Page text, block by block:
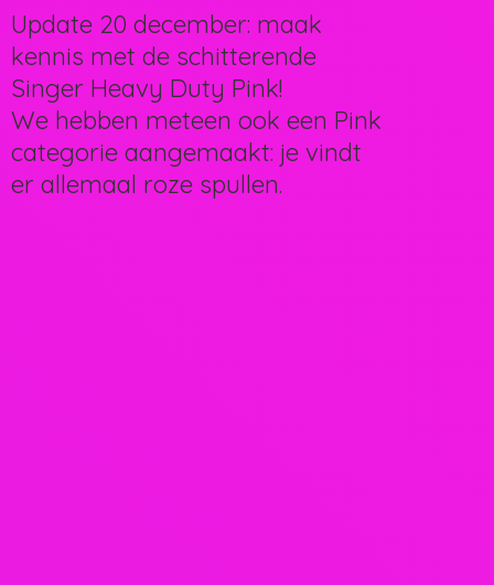
Update 20 december: maak
kennis met de schitterende
Singer Heavy Duty Pink!
We hebben meteen ook een Pink
categorie aangemaakt: je vindt
er allemaal roze spullen.